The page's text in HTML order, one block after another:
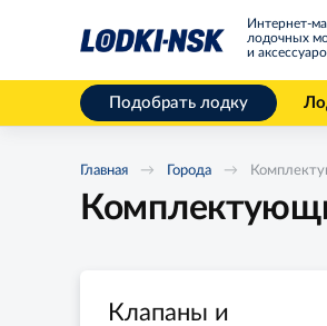
Интернет-
лодочных
и
Подобрать лодку
Главная Города
Клапаны и